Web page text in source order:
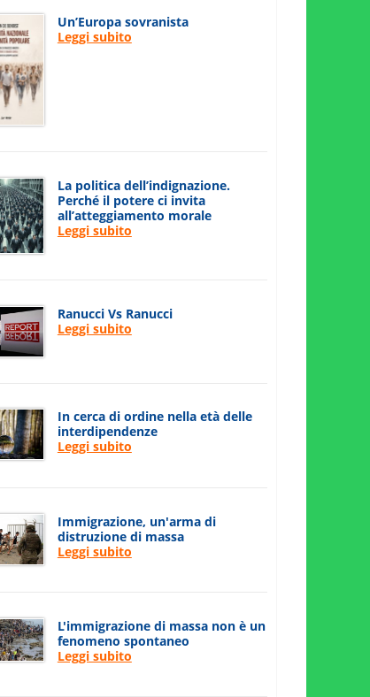
Un’Europa sovranista
Leggi subito
La politica dell’indignazione.
Perché il potere ci invita
all’atteggiamento morale
Leggi subito
Ranucci Vs Ranucci
Leggi subito
In cerca di ordine nella età delle
interdipendenze
Leggi subito
Immigrazione, un'arma di
distruzione di massa
Leggi subito
L'immigrazione di massa non è un
fenomeno spontaneo
Leggi subito